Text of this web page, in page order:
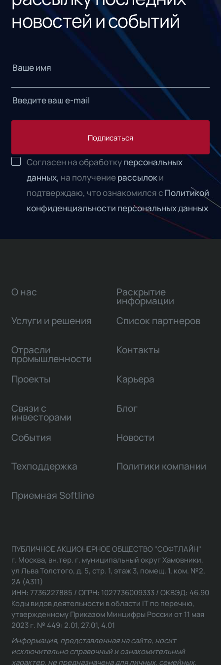
новостей и событий
Подписаться
Согласен на обработкуперсональных
данных, на получениерассылоки
подтверждаю, что ознакомился с Политикой
конфиденциальности персональных данных
О нас
Услуги и решения
Отрасли
промышленности
Проекты
Связи с
инвесторами
Раскрытие
информации
Список партнеров
Контакты
Карьера
Блог
События Новости
Техподдержка Политики компании
Приемная Softline
ПУБЛИЧНОЕ АКЦИОНЕРНОЕ ОБЩЕСТВО "СОФТЛАЙН"
г. Москва, вн.тер. г. муниципальный округ Хамовники,
ул Льва Толстого, д. 5, стр. 1, этаж 3, помещ. 1, ком. №2,
2А (А311)
ИНН: 7736227885 / ОГРН: 1027736009333 / ОКВЭД: 46.90
Коды видов деятельности в области IT по перечню,
утвержденному Приказом Минцифры России от 11 мая
2023 г. № 449: 2.01, 27.01, 4.01
Информация, представленная на сайте, носит
исключительно справочный и ознакомительный
характер, не предназначена для личных, семейных,